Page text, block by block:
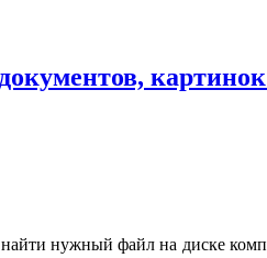
нужный файл на диске